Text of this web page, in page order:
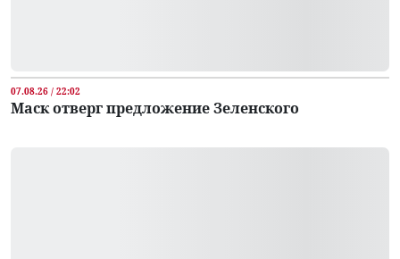
07.08.26 / 22:02
Маск отверг предложение Зеленского